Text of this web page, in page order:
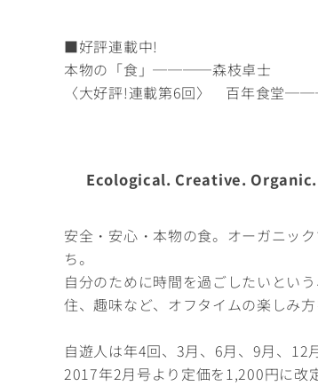
■好評連載中!
本物の「食」────森枝卓士
〈大好評!連載第6回〉 百年食堂
Ecological. Creative.
安全・安心・本物の食。オーガニッ
ち。
自分のために時間を過ごしたいとい
住、趣味など、オフタイムの楽しみ方
自遊人は年4回、3月、6月、9月、12
2017年2月号より定価を1,200円に改